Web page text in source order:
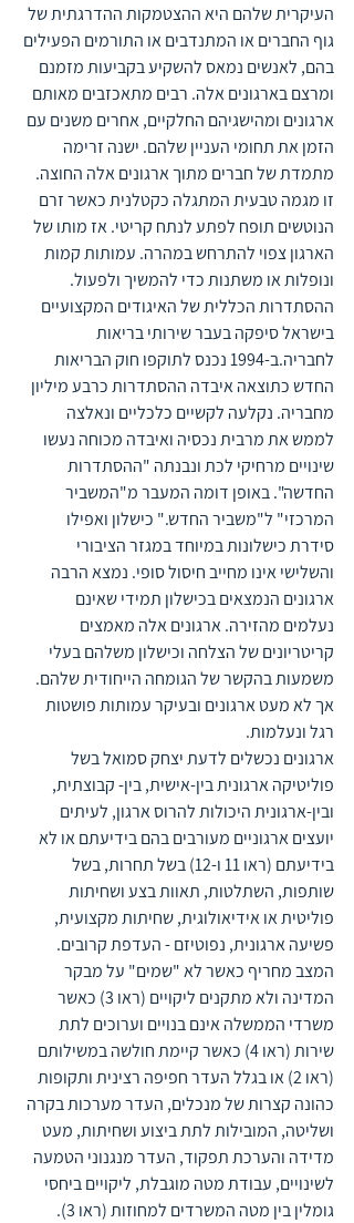
העיקרית שלהם היא ההצטמקות ההדרגתית של
גוף החברים או המתנדבים או התורמים הפעילים
בהם, לאנשים נמאס להשקיע בקביעות מזמנם
ומרצם בארגונים אלה. רבים מתאכזבים מאותם
ארגונים ומהישגיהם החלקיים, אחרים משנים עם
הזמן את תחומי העניין שלהם. ישנה זרימה
מתמדת של חברים מתוך ארגונים אלה החוצה.
זו מגמה טבעית המתגלה כקטלנית כאשר זרם
הנוטשים תופח לפתע לנתח קריטי. אז מותו של
הארגון צפוי להתרחש במהרה. עמותות קמות
ונופלות או משתנות כדי להמשיך ולפעול.
ההסתדרות הכללית של האיגודים המקצועיים
בישראל סיפקה בעבר שירותי בריאות
לחבריה.ב-1994 נכנס לתוקפו חוק הבריאות
החדש כתוצאה איבדה ההסתדרות כרבע מיליון
מחבריה. נקלעה לקשיים כלכליים ונאלצה
לממש את מרבית נכסיה ואיבדה מכוחה נעשו
שינויים מרחיקי לכת ונבנתה "ההסתדרות
החדשה". באופן דומה המעבר מ"המשביר
המרכזי" ל"משביר החדש." כישלון ואפילו
סידרת כישלונות במיוחד במגזר הציבורי
והשלישי אינו מחייב חיסול סופי. נמצא הרבה
ארגונים הנמצאים בכישלון תמידי שאינם
נעלמים מהזירה. ארגונים אלה מאמצים
קריטריונים של הצלחה וכישלון משלהם בעלי
משמעות בהקשר של הגומחה הייחודית שלהם.
אך לא מעט ארגונים ובעיקר עמותות פושטות
רגל ונעלמות.
ארגונים נכשלים לדעת יצחק סמואל בשל
פוליטיקה ארגונית בין-אישית, בין- קבוצתית,
ובין-ארגונית היכולות להרוס ארגון, לעיתים
יועצים ארגוניים מעורבים בהם בידיעתם או לא
בידיעתם (ראו 11 ו-12) בשל תחרות, בשל
שותפות, השתלטות, תאוות בצע ושחיתות
פוליטית או אידיאולוגית, שחיתות מקצועית,
פשיעה ארגונית, נפוטיזם - העדפת קרובים.
המצב מחריף כאשר לא "שמים" על מבקר
המדינה ולא מתקנים ליקויים (ראו 3) כאשר
משרדי הממשלה אינם בנויים וערוכים לתת
שירות (ראו 4) כאשר קיימת חולשה במשילותם
(ראו 2) או בגלל העדר חפיפה רצינית ותקופות
כהונה קצרות של מנכלים, העדר מערכות בקרה
ושליטה, המובילות לתת ביצוע ושחיתות, מעט
מדידה והערכת תפקוד, העדר מנגנוני הטמעה
לשינויים, עבודת מטה מוגבלת, ליקויים ביחסי
גומלין בין מטה המשרדים למחוזות (ראו 3).